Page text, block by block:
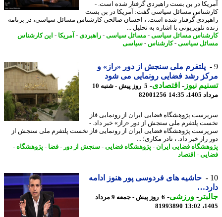
در بن بست راهبردی گرفتار شده است. -
مسائل سیاسی گفت: آمریکا در بن بست
گرفتار شده است. ، احسان صالحی کارشناس مسائل سیاسی، در برنامه
تلویزیونی با اشاره به تحلیل ...
مسائل سیاسی-مسائل سیاسی-راهبردی-آمریکا- این کارشناس
سیاسی-کارشناس-سیاسی
پلتفرم ملی سنجش از دور «راز» و
رشد فضایی رونمایی می شود
نیوز-اقتصادی-
5 روز پیش - شنبه 10
14:35
82001256
پژوهشگاه فضایی ایران از رونمایی فاز
پلتفرم ملی سنجش از دور «راز» خبر داد. -
پژوهشگاه فضایی ایران از رونمایی فاز نخست پلتفرم ملی سنجش از
راز خبر داد. ، نادر مکاری؛ ...
فضایی ایران - پژوهشگاه فضایی-سنجش از دور -فضا -پژوهشگاه-
-اقتصاد
حاشیه های فردوسی پور هنوز ادامه
-ورزشی-
6 روز پیش - جمعه 9 مرداد
81993890